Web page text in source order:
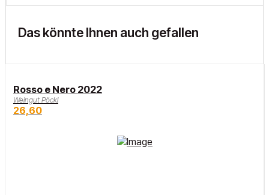
Das könnte Ihnen auch gefallen
Rosso e Nero 2022
Weingut Pöckl
26,60